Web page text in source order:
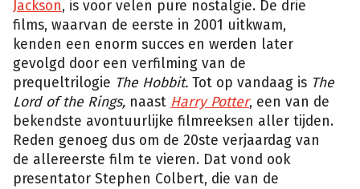
Jackson, is voor velen pure nostalgie. De drie
films, waarvan de eerste in 2001 uitkwam,
kenden een enorm succes en werden later
gevolgd door een verfilming van de
prequeltrilogie The Hobbit. Tot op vandaag is The
Lord of the Rings, naast Harry Potter, een van de
bekendste avontuurlijke filmreeksen aller tijden.
Reden genoeg dus om de 20ste verjaardag van
de allereerste film te vieren. Dat vond ook
presentator Stephen Colbert, die van de